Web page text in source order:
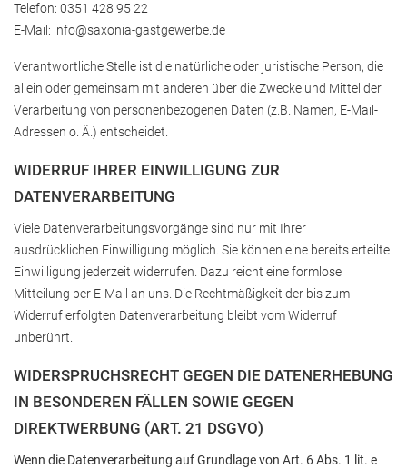
Telefon: 0351 428 95 22
E-Mail: info@​saxonia-gastgewerbe.de
Verantwortliche Stelle ist die natürliche oder juristische Person, die
allein oder gemeinsam mit anderen über die Zwecke und Mittel der
Verarbeitung von personenbezogenen Daten (z.B. Namen, E-Mail-
Adressen o. Ä.) entscheidet.
WIDERRUF IHRER EINWILLIGUNG ZUR
DATENVERARBEITUNG
Viele Datenverarbeitungsvorgänge sind nur mit Ihrer
ausdrücklichen Einwilligung möglich. Sie können eine bereits erteilte
Einwilligung jederzeit widerrufen. Dazu reicht eine formlose
Mitteilung per E-Mail an uns. Die Rechtmäßigkeit der bis zum
Widerruf erfolgten Datenverarbeitung bleibt vom Widerruf
unberührt.
WIDERSPRUCHSRECHT GEGEN DIE DATENERHEBUNG
IN BESONDEREN FÄLLEN SOWIE GEGEN
DIREKTWERBUNG (ART. 21 DSGVO)
Wenn die Datenverarbeitung auf Grundlage von Art. 6 Abs. 1 lit. e